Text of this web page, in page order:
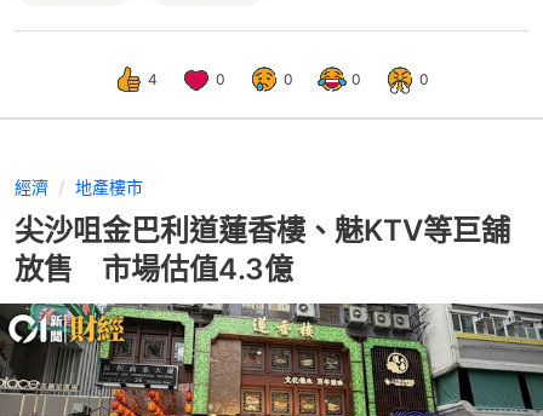
4 0 0 0 0
經濟 地產樓市
尖沙咀金巴利道蓮香樓、魅KTV等巨舖
放售 市場估值4.3億